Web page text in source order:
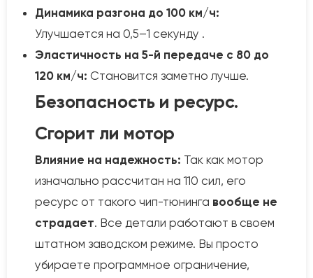
Динамика разгона до 100 км/ч:
Улучшается на 0,5–1 секунду .
Эластичность на 5-й передаче с 80 до
120 км/ч: Становится заметно лучше.
Безопасность и ресурс.
Сгорит ли мотор
Влияние на надежность: Так как мотор
изначально рассчитан на 110 сил, его
ресурс от такого чип-тюнинга вообще не
страдает. Все детали работают в своем
штатном заводском режиме. Вы просто
убираете программное ограничение,